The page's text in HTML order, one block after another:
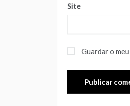
Site
Guardar o